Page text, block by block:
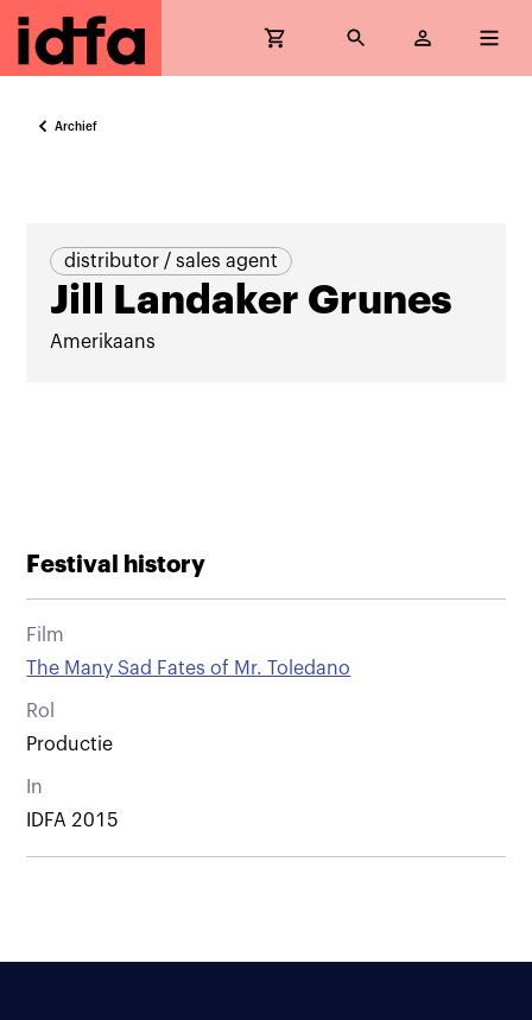
Archief
distributor / sales agent
Jill Landaker Grunes
Amerikaans
Festival history
Film
The Many Sad Fates of Mr. Toledano
Rol
Productie
In
IDFA 2015